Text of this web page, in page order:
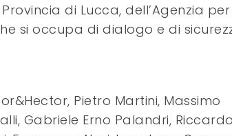
di Lucca, dell’Agenzia per
si occupa di dialogo e di
Pietro Martini, Massimo
Gabriele Erno Palandri, Riccardo